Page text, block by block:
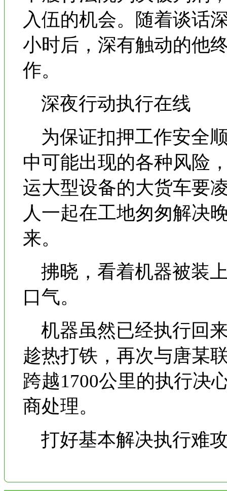
入伍的机会。随着谈话
小时后，深有触动的他
作。
深夜行动执行在线
为保证扣押工作安全
中可能出现的各种风险
运大型设备的大货车要
人一起在工地匆匆解决
来。
拂晓，看着机器被装
口气。
机器虽然已经执行回
趁热打铁，再次与唐某
跨越1700公里的执行决
商处理。
打好基本解决执行难